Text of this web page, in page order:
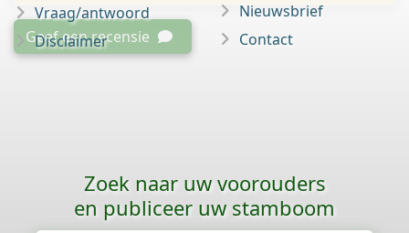
Geef een recensie
Vraag/antwoord
Disclaimer
Nieuwsbrief
Contact
Zoek naar uw voorouders
en publiceer uw stamboom